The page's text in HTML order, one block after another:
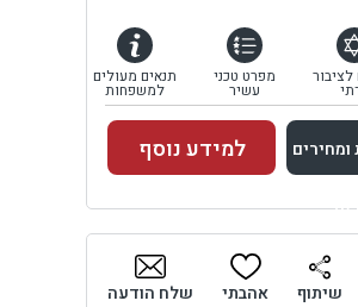
מפרט טכני
עשיר
תנאים מעולים
למשפחות
ומחירים
זה
למידע נוסף
שיתוף אהבתי שלח הודעה